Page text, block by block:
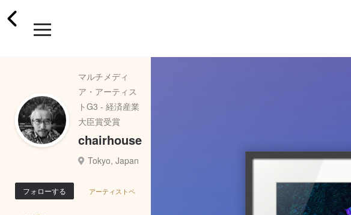
マルチメディ
ア・アーティス
トG3 - 経済産業
大臣賞受賞
chairhouse
Tokyo, Japan
フォローする アーティストペ